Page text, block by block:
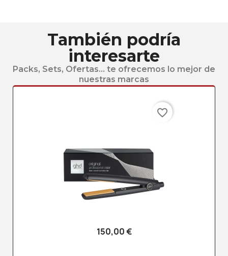
También podría
interesarte
Packs, Sets, Ofertas... te ofrecemos lo mejor de
nuestras marcas
150,00 €
favorite_border